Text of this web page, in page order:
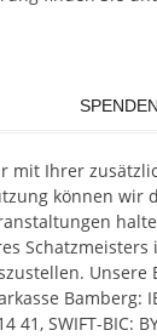
mit Ih­rer
kön­nen wir
Un­se­re
Bam­berg:
41, SWIFT-BIC: